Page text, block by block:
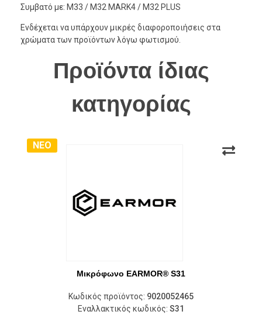
Συμβατό με: M33 / M32 MARK4 / M32 PLUS
Ενδέχεται να υπάρχουν μικρές διαφοροποιήσεις στα
χρώματα των προϊόντων λόγω φωτισμού.
Προϊόντα ίδιας
κατηγορίας
ΝΕΟ
Μικρόφωνο EARMOR® S31
Κωδικός προϊόντος: 9020052465
Εναλλακτικός κωδικός: S31